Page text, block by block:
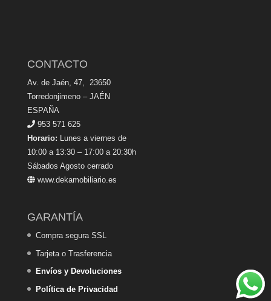
CONTACTO
Av. de Jaén, 47, 23650
Torredonjimeno – JAÉN
ESPAÑA
953 571 625
Horario: Lunes a viernes de
10:00 a 13:30 – 17:00 a 20:30h
Sábados Agosto cerrado
www.dekamobiliario.es
GARANTÍA
Compra segura SSL
Tarjeta o Trasferencia
Envíos y Devoluciones
Política de Privacidad